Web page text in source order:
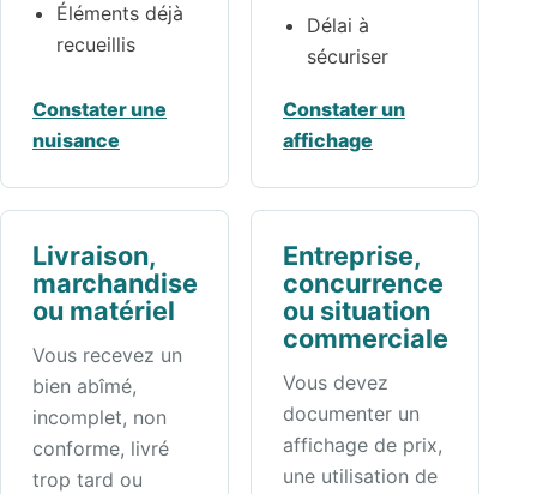
Éléments déjà
recueillis
Constater une
nuisance
Délai à
sécuriser
Constater un
affichage
Livraison,
marchandise
ou matériel
Vous recevez un
bien abîmé,
incomplet, non
conforme, livré
trop tard ou
Entreprise,
concurrence
ou situation
commerciale
Vous devez
documenter un
affichage de prix,
une utilisation de